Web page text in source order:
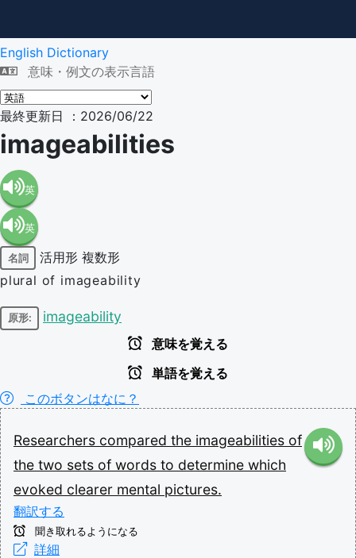
English Dictionary
意味・例文の表示言語
最終更新日 ：2026/06/22
imageabilities
英
語（米
国）
(en-US)
英
語（イ
ギリ
(en-GB)
名詞 活用形 複数形
plural of imageability
原形: imageability
意味を覚える
単語を覚える
このボタンはなに？
Researchers compared the imageabilities of
the two sets of words to determine which
evoked clearer mental pictures.
翻訳する
聞き取れるようになる
詳細